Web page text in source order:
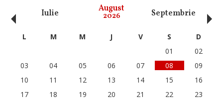
Iulie August
2026 Septembrie
‹ L M M J V S
D
01
02
03
04 05 06 07 08
09
10
11 12 13 14 15
16
17
18 19 20 21 22
23